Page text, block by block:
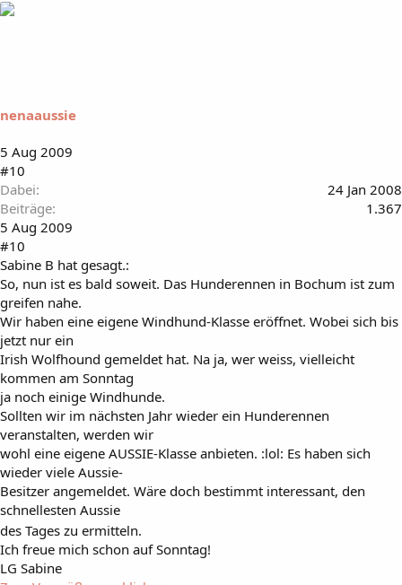
nenaaussie
5 Aug 2009
#10
Dabei
24 Jan 2008
Beiträge
1.367
5 Aug 2009
#10
Sabine B hat gesagt.:
So, nun ist es bald soweit. Das Hunderennen in Bochum ist zum
greifen nahe.
Wir haben eine eigene Windhund-Klasse eröffnet. Wobei sich bis
jetzt nur ein
Irish Wolfhound gemeldet hat. Na ja, wer weiss, vielleicht
kommen am Sonntag
ja noch einige Windhunde.
Sollten wir im nächsten Jahr wieder ein Hunderennen
veranstalten, werden wir
wohl eine eigene AUSSIE-Klasse anbieten. :lol: Es haben sich
wieder viele Aussie-
Besitzer angemeldet. Wäre doch bestimmt interessant, den
schnellesten Aussie
des Tages zu ermitteln.
Ich freue mich schon auf Sonntag!
LG Sabine